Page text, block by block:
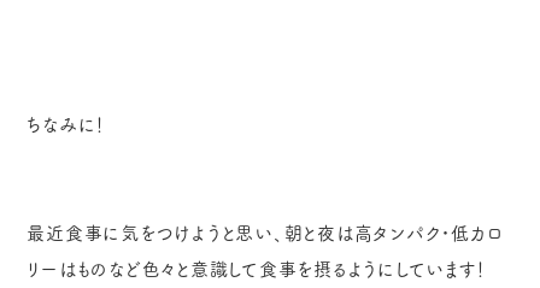
ちなみに！
最近食事に気をつけようと思い、朝と夜は高タンパク・低カロ
リーはものなど色々と意識して食事を摂るようにしています！